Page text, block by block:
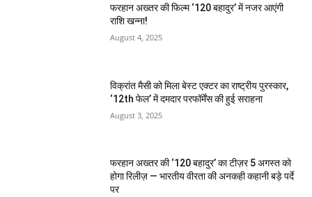
फरहान अख्तर की फिल्म ‘120 बहादुर’ में नजर आएंगी
राशि खन्ना!
August 4, 2025
विक्रांत मैसी को मिला बेस्ट एक्टर का राष्ट्रीय पुरस्कार,
‘12th फेल’ में दमदार परफॉर्मेंस की हुई सराहना
August 3, 2025
फरहान अख्तर की ‘120 बहादुर’ का टीज़र 5 अगस्त को
होगा रिलीज़ — भारतीय वीरता की अनकही कहानी बड़े पर्दे
पर